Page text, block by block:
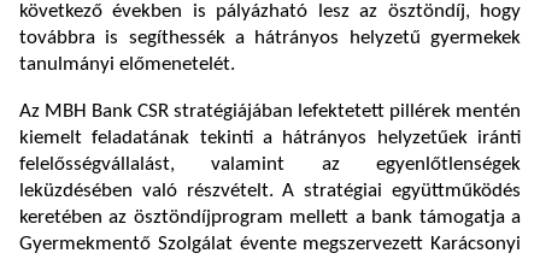
következő években is pályázható lesz az ösztöndíj, hogy
továbbra is segíthessék a hátrányos helyzetű gyermekek
tanulmányi előmenetelét.
Az MBH Bank CSR stratégiájában lefektetett pillérek mentén
kiemelt feladatának tekinti a hátrányos helyzetűek iránti
felelősségvállalást, valamint az egyenlőtlenségek
leküzdésében való részvételt. A stratégiai együttműködés
keretében az ösztöndíjprogram mellett a bank támogatja a
Gyermekmentő Szolgálat évente megszervezett Karácsonyi